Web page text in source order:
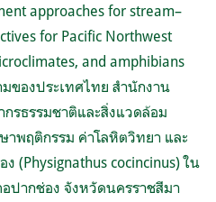
approaches for stream–
for Pacific Northwest
and amphibians
องประเทศไทย สำนักงาน
รธรรมชาติและสิ่งแวดล้อม
าพฤติกรรม ค่าโลหิตวิทยา และ
(Physignathus cocincinus) ใน
ปากช่อง จังหวัดนครราชสีมา